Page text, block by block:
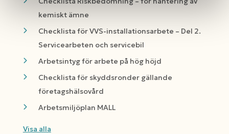
kemiskt ämne
Checklista för VVS-installationsarbete – Del 2.
Servicearbeten och servicebil
Arbetsintyg för arbete på hög höjd
Checklista för skyddsronder gällande
företagshälsovård
Arbetsmiljöplan MALL
Visa alla